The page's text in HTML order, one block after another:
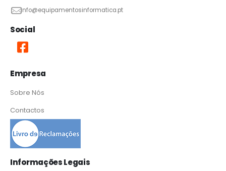
info@equipamentosinformatica.pt
Social
Empresa
Sobre Nós
Contactos
Informações Legais